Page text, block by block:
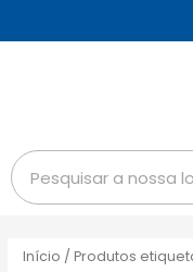
Início / Produtos